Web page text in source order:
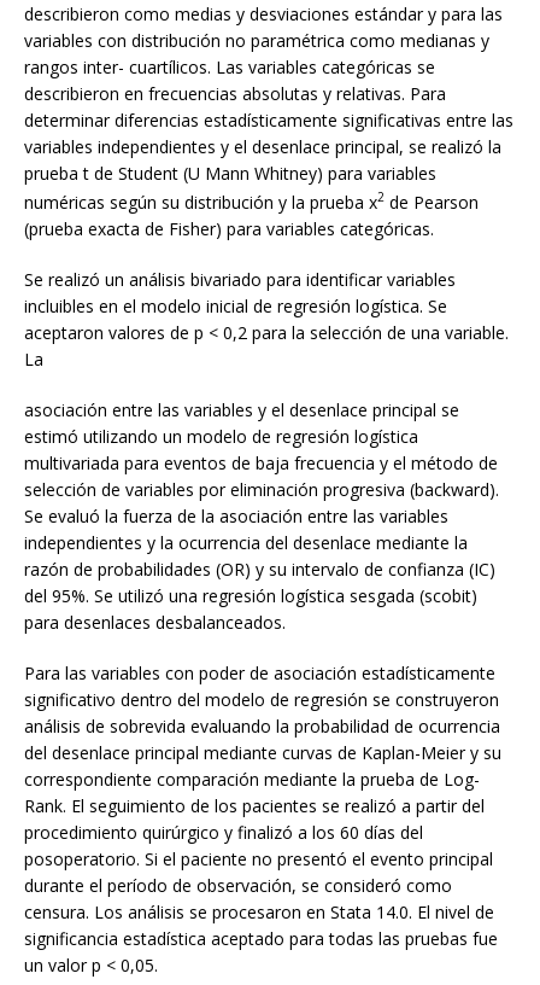
describieron como medias y desviaciones estándar y para las
variables con distribución no paramétrica como medianas y
rangos inter- cuartílicos. Las variables categóricas se
describieron en frecuencias absolutas y relativas. Para
determinar diferencias estadísticamente significativas entre las
variables independientes y el desenlace principal, se realizó la
prueba t de Student (U Mann Whitney) para variables
numéricas según su distribución y la prueba x2 de Pearson
(prueba exacta de Fisher) para variables categóricas.
Se realizó un análisis bivariado para identificar variables
incluibles en el modelo inicial de regresión logística. Se
aceptaron valores de p < 0,2 para la selección de una variable.
La
asociación entre las variables y el desenlace principal se
estimó utilizando un modelo de regresión logística
multivariada para eventos de baja frecuencia y el método de
selección de variables por eliminación progresiva (backward).
Se evaluó la fuerza de la asociación entre las variables
independientes y la ocurrencia del desenlace mediante la
razón de probabilidades (OR) y su intervalo de confianza (IC)
del 95%. Se utilizó una regresión logística sesgada (scobit)
para desenlaces desbalanceados.
Para las variables con poder de asociación estadísticamente
significativo dentro del modelo de regresión se construyeron
análisis de sobrevida evaluando la probabilidad de ocurrencia
del desenlace principal mediante curvas de Kaplan-Meier y su
correspondiente comparación mediante la prueba de Log-
Rank. El seguimiento de los pacientes se realizó a partir del
procedimiento quirúrgico y finalizó a los 60 días del
posoperatorio. Si el paciente no presentó el evento principal
durante el período de observación, se consideró como
censura. Los análisis se procesaron en Stata 14.0. El nivel de
significancia estadística aceptado para todas las pruebas fue
un valor p < 0,05.